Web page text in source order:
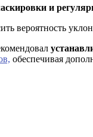
и
вероятность
обеспечивая